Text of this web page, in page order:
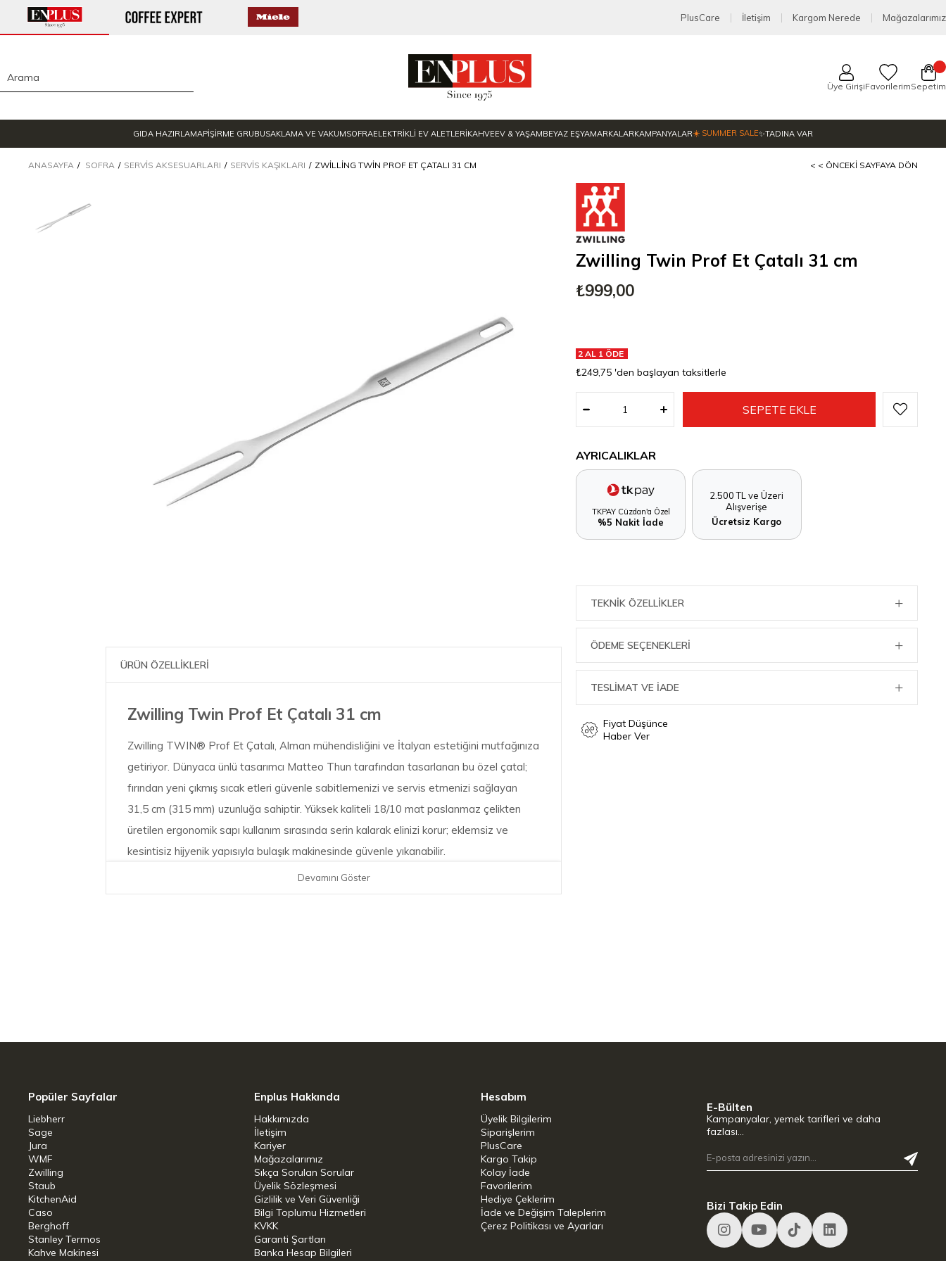
PlusCare İletişim Kargom Nerede Mağazalarımız
Üye GirişiFavorilerimSepetim
GIDA HAZIRLAMAPİŞİRME GRUBUSAKLAMA VE VAKUMSOFRAELEKTRİKLİ EV ALETLERİKAHVEEV & YAŞAMBEYAZ EŞYAMARKALARKAMPANYALAR☀️ SUMMER SALE✨TADINA VAR
ANASAYFA SOFRA SERVIS AKSESUARLARI SERVIS KAŞIKLARI ZWILLING TWIN PROF ET ÇATALI 31 CM < < ÖNCEKI SAYFAYA DÖN
ÜRÜN ÖZELLİKLERİ
Zwilling Twin Prof Et Çatalı 31 cm
Zwilling TWIN® Prof Et Çatalı, Alman mühendisliğini ve İtalyan estetiğini mutfağınıza
getiriyor. Dünyaca ünlü tasarımcı Matteo Thun tarafından tasarlanan bu özel çatal;
fırından yeni çıkmış sıcak etleri güvenle sabitlemenizi ve servis etmenizi sağlayan
31,5 cm (315 mm) uzunluğa sahiptir. Yüksek kaliteli 18/10 mat paslanmaz çelikten
üretilen ergonomik sapı kullanım sırasında serin kalarak elinizi korur; eklemsiz ve
kesintisiz hijyenik yapısıyla bulaşık makinesinde güvenle yıkanabilir.
Matteo Thun Tasarımı (TWIN® Prof Serisi):
güvenle sabitlemek için optimum erişim mesafesi.
Teknik Detaylar ve Ölçüler:
Malzeme: 18/10 Mat Paslanmaz Çelik
Devamını Göster
Zwilling Twin Prof Et Çatalı 31 cm
₺999,00
2 AL 1 ÖDE
₺249,75 'den başlayan taksitlerle
AYRICALIKLAR
TKPAY Cüzdan'a Özel
%5 Nakit İade
2.500 TL ve Üzeri
Alışverişe
Ücretsiz Kargo
TEKNIK ÖZELLIKLER
ÖDEME SEÇENEKLERI
TESLİMAT VE İADE
Fiyat Düşünce
Haber Ver
Popüler Sayfalar
Liebherr
Sage
Jura
WMF
Zwilling
Staub
KitchenAid
Caso
Berghoff
Stanley Termos
Kahve Makinesi
Enplus Hakkında
Hakkımızda
İletişim
Kariyer
Mağazalarımız
Sıkça Sorulan Sorular
Üyelik Sözleşmesi
Gizlilik ve Veri Güvenliği
Bilgi Toplumu Hizmetleri
KVKK
Garanti Şartları
Banka Hesap Bilgileri
Hesabım
Üyelik Bilgilerim
Siparişlerim
PlusCare
Kargo Takip
Kolay İade
Favorilerim
Hediye Çeklerim
İade ve Değişim Taleplerim
Çerez Politikası ve Ayarları
E-Bülten
Kampanyalar, yemek tarifleri ve daha
fazlası…
Bizi Takip Edin